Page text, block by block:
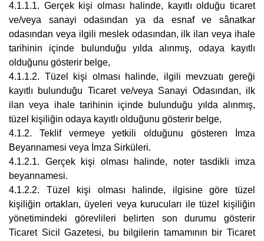
4.1.1.1. Gerçek kişi olması halinde, kayıtlı olduğu ticaret
ve/veya sanayi odasından ya da esnaf ve sânatkar
odasından veya ilgili meslek odasından, ilk ilan veya ihale
tarihinin içinde bulunduğu yılda alınmış, odaya kayıtlı
olduğunu gösterir belge,
4.1.1.2. Tüzel kişi olması halinde, ilgili mevzuatı gereği
kayıtlı bulunduğu Ticaret ve/veya Sanayi Odasından, ilk
ilan veya ihale tarihinin içinde bulunduğu yılda alınmış,
tüzel kişiliğin odaya kayıtlı olduğunu gösterir belge,
4.1.2. Teklif vermeye yetkili olduğunu gösteren İmza
Beyannamesi veya İmza Sirküleri.
4.1.2.1. Gerçek kişi olması halinde, noter tasdikli imza
beyannamesi.
4.1.2.2. Tüzel kişi olması halinde, ilgisine göre tüzel
kişiliğin ortakları, üyeleri veya kurucuları ile tüzel kişiliğin
yönetimindeki görevlileri belirten son durumu gösterir
Ticaret Sicil Gazetesi, bu bilgilerin tamamının bir Ticaret